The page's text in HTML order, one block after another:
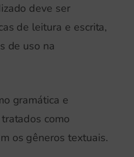
deve ser
de leitura e escrita,
de uso na
gramática e
como
os gêneros textuais.